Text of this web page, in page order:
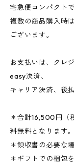
宅急便コンパクト
複数の商品購入時
ございます。
お支払いは、クレ
easy決済、
キャリア決済、後
＊合計16,500円（
料無料となります。
＊領収書の必要な
＊ギフトでの梱包